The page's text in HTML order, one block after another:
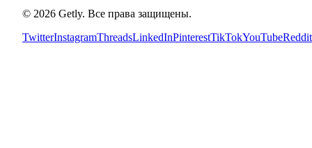
© 2026 Getly. Все права защищены.
TwitterInstagramThreadsLinkedInPinterestTikTokYouTubeReddit